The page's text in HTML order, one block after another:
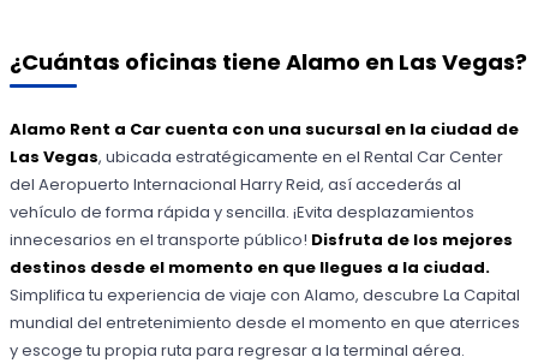
¿Cuántas oficinas tiene Alamo en Las Vegas?
Alamo Rent a Car cuenta con una sucursal en la ciudad de
Las Vegas, ubicada estratégicamente en el Rental Car Center
del Aeropuerto Internacional Harry Reid, así accederás al
vehículo de forma rápida y sencilla. ¡Evita desplazamientos
innecesarios en el transporte público! Disfruta de los mejores
destinos desde el momento en que llegues a la ciudad.
Simplifica tu experiencia de viaje con Alamo, descubre La Capital
mundial del entretenimiento desde el momento en que aterrices
y escoge tu propia ruta para regresar a la terminal aérea.